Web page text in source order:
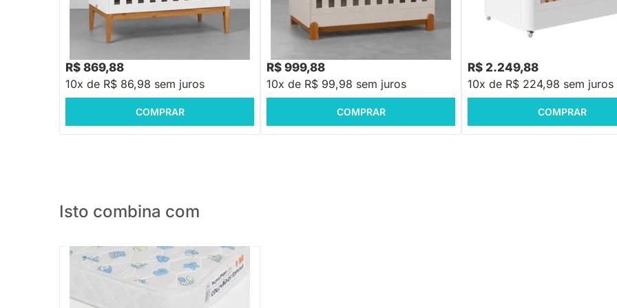
Mel – Branco Fosco
R$ 869,88
10x de R$ 86,98 sem juros
COMPRAR
Berço Mini Cama Lotus - Areia Fosco
R$ 999,88
10x de R$ 99,98 sem juros
COMPRAR
Berço Mini Cama Boom Plus 2 em
Rodízios - Branco Fosco
R$ 2.249,88
10x de R$ 224,98 sem juros
COMPRAR
Isto combina com
PRONTA ENTREGA
Colchão de Espuma Plummi Berço